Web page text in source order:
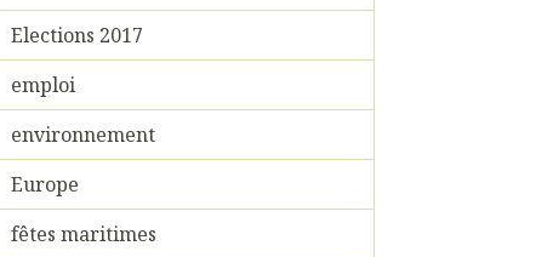
Elections 2017
emploi
environnement
Europe
fêtes maritimes